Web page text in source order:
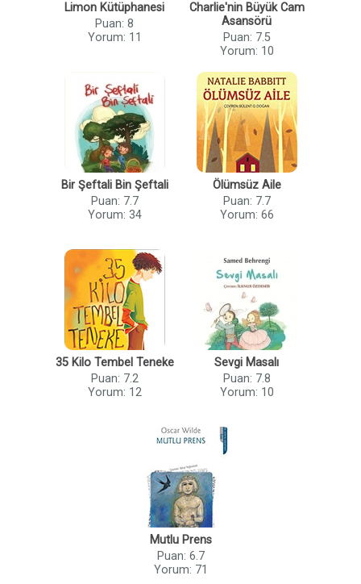
Limon Kütüphanesi
Puan: 8
Yorum: 11
Charlie'nin Büyük Cam
Asansörü
Puan: 7.5
Yorum: 10
Bir Şeftali Bin Şeftali
Puan: 7.7
Yorum: 34
Ölümsüz Aile
Puan: 7.7
Yorum: 66
35 Kilo Tembel Teneke
Puan: 7.2
Yorum: 12
Sevgi Masalı
Puan: 7.8
Yorum: 10
Mutlu Prens
Puan: 6.7
Yorum: 71